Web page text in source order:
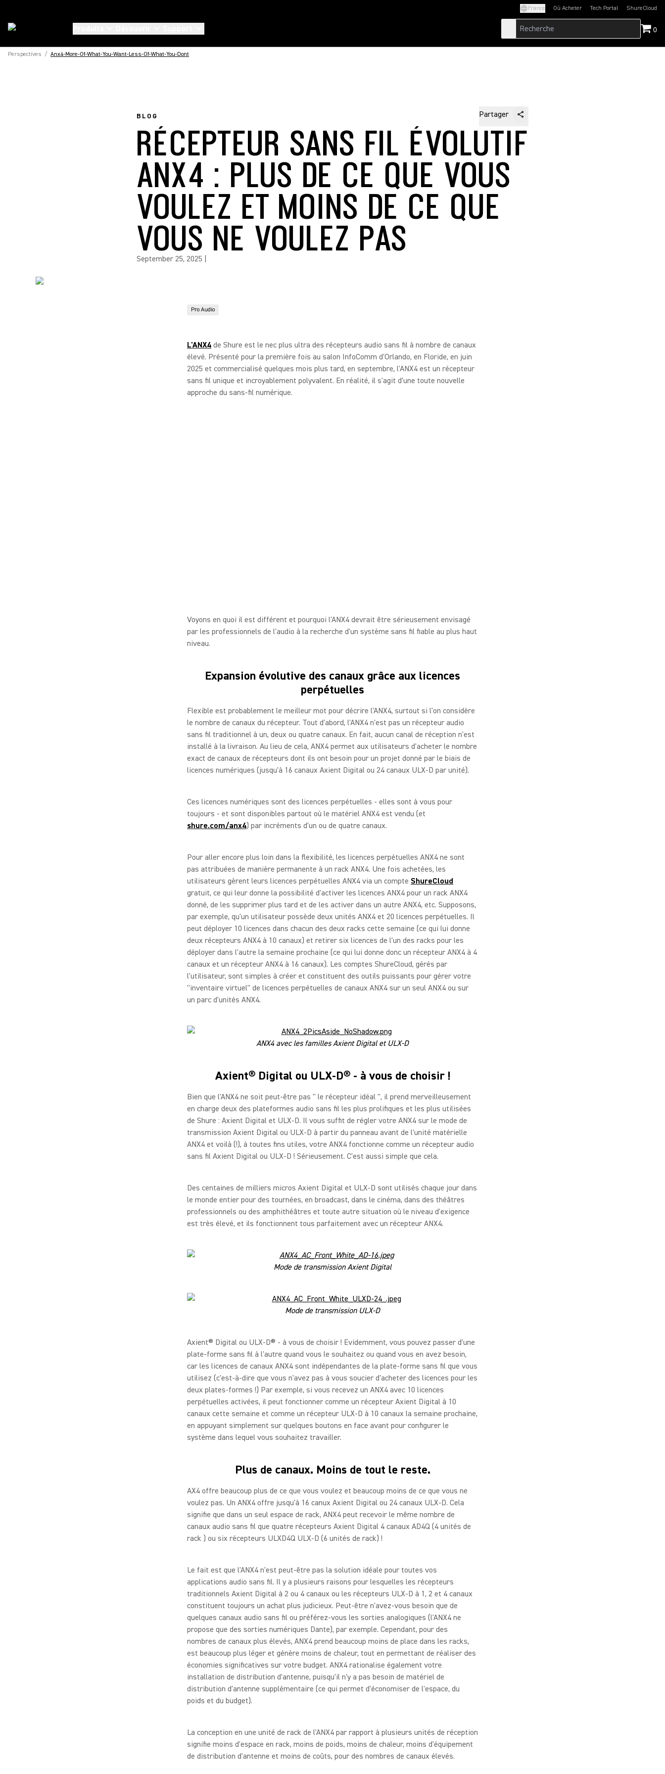
France Où Acheter Tech Portal
(Opens in a new tab)ShureCloud
(Opens in a new
0
Perspectives / Anx4-More-Of-What-You-Want-Less-Of-What-You-Dont
BLOG Partager
RÉCEPTEUR SANS FIL ÉVOLUTIF
ANX4 : PLUS DE CE QUE VOUS
VOULEZ ET MOINS DE CE QUE
VOUS NE VOULEZ PAS
September 25, 2025
Pro Audio
L'ANX4 de Shure est le nec plus ultra des récepteurs audio sans fil à nombre de canaux
élevé. Présenté pour la première fois au salon InfoComm d'Orlando, en Floride, en juin
2025 et commercialisé quelques mois plus tard, en septembre, l'ANX4 est un récepteur
sans fil unique et incroyablement polyvalent. En réalité, il s'agit d'une toute nouvelle
approche du sans-fil numérique.
Voyons en quoi il est différent et pourquoi l'ANX4 devrait être sérieusement envisagé
par les professionnels de l'audio à la recherche d'un système sans fil fiable au plus haut
niveau.
Expansion évolutive des canaux grâce aux licences
perpétuelles
Flexible est probablement le meilleur mot pour décrire l'ANX4, surtout si l'on considère
le nombre de canaux du récepteur. Tout d'abord, l'ANX4 n'est pas un récepteur audio
sans fil traditionnel à un, deux ou quatre canaux. En fait, aucun canal de réception n'est
installé à la livraison. Au lieu de cela, ANX4 permet aux utilisateurs d'acheter le nombre
exact de canaux de récepteurs dont ils ont besoin pour un projet donné par le biais de
licences numériques (jusqu'à 16 canaux Axient Digital ou 24 canaux ULX-D par unité).
Ces licences numériques sont des licences perpétuelles - elles sont à vous pour
toujours - et sont disponibles partout où le matériel ANX4 est vendu (et
shure.com/anx4) par incréments d'un ou de quatre canaux.
Pour aller encore plus loin dans la flexibilité, les licences perpétuelles ANX4 ne sont
pas attribuées de manière permanente à un rack ANX4. Une fois achetées, les
utilisateurs gèrent leurs licences perpétuelles ANX4 via un compte ShureCloud
gratuit, ce qui leur donne la possibilité d'activer les licences ANX4 pour un rack ANX4
donné, de les supprimer plus tard et de les activer dans un autre ANX4, etc. Supposons,
par exemple, qu'un utilisateur possède deux unités ANX4 et 20 licences perpétuelles. Il
peut déployer 10 licences dans chacun des deux racks cette semaine (ce qui lui donne
deux récepteurs ANX4 à 10 canaux) et retirer six licences de l'un des racks pour les
déployer dans l'autre la semaine prochaine (ce qui lui donne donc un récepteur ANX4 à 4
canaux et un récepteur ANX4 à 16 canaux). Les comptes ShureCloud, gérés par
l'utilisateur, sont simples à créer et constituent des outils puissants pour gérer votre
"inventaire virtuel" de licences perpétuelles de canaux ANX4 sur un seul ANX4 ou sur
un parc d'unités ANX4.
ANX4 avec les familles Axient Digital et ULX-D
Axient® Digital ou ULX-D® - à vous de choisir !
Bien que l'ANX4 ne soit peut-être pas " le récepteur idéal ", il prend merveilleusement
en charge deux des plateformes audio sans fil les plus prolifiques et les plus utilisées
de Shure : Axient Digital et ULX-D. Il vous suffit de régler votre ANX4 sur le mode de
transmission Axient Digital ou ULX-D à partir du panneau avant de l'unité matérielle
ANX4 et voilà (!), à toutes fins utiles, votre ANX4 fonctionne comme un récepteur audio
sans fil Axient Digital ou ULX-D ! Sérieusement. C'est aussi simple que cela.
Des centaines de milliers micros Axient Digital et ULX-D sont utilisés chaque jour dans
le monde entier pour des tournées, en broadcast, dans le cinéma, dans des théâtres
professionnels ou des amphithéâtres et toute autre situation où le niveau d'exigence
est très élevé, et ils fonctionnent tous parfaitement avec un récepteur ANX4.
Mode de transmission Axient Digital
Mode de transmission ULX-D
Axient® Digital ou ULX-D® - à vous de choisir ! Evidemment, vous pouvez passer d'une
plate-forme sans fil à l'autre quand vous le souhaitez ou quand vous en avez besoin,
car les licences de canaux ANX4 sont indépendantes de la plate-forme sans fil que vous
utilisez (c'est-à-dire que vous n'avez pas à vous soucier d'acheter des licences pour les
deux plates-formes !) Par exemple, si vous recevez un ANX4 avec 10 licences
perpétuelles activées, il peut fonctionner comme un récepteur Axient Digital à 10
canaux cette semaine et comme un récepteur ULX-D à 10 canaux la semaine prochaine,
en appuyant simplement sur quelques boutons en face avant pour configurer le
système dans lequel vous souhaitez travailler.
Plus de canaux. Moins de tout le reste.
AX4 offre beaucoup plus de ce que vous voulez et beaucoup moins de ce que vous ne
voulez pas. Un ANX4 offre jusqu'à 16 canux Axient Digital ou 24 canaux ULX-D. Cela
signifie que dans un seul espace de rack, ANX4 peut recevoir le même nombre de
canaux audio sans fil que quatre récepteurs Axient Digital 4 canaux AD4Q (4 unités de
rack ) ou six récepteurs ULXD4Q ULX-D (6 unités de rack) !
Le fait est que l'ANX4 n'est peut-être pas la solution idéale pour toutes vos
applications audio sans fil. Il y a plusieurs raisons pour lesquelles les récepteurs
traditionnels Axient Digital à 2 ou 4 canaux ou les récepteurs ULX-D à 1, 2 et 4 canaux
constituent toujours un achat plus judicieux. Peut-être n'avez-vous besoin que de
quelques canaux audio sans fil ou préférez-vous les sorties analogiques (l'ANX4 ne
propose que des sorties numériques Dante), par exemple. Cependant, pour des
nombres de canaux plus élevés, ANX4 prend beaucoup moins de place dans les racks,
est beaucoup plus léger et génère moins de chaleur, tout en permettant de réaliser des
économies significatives sur votre budget. ANX4 rationalise également votre
installation de distribution d'antenne, puisqu'il n'y a pas besoin de matériel de
distribution d'antenne supplémentaire (ce qui permet d'économiser de l'espace, du
poids et du budget).
La conception en une unité de rack de l'ANX4 par rapport à plusieurs unités de réception
signifie moins d'espace en rack, moins de poids, moins de chaleur, moins d'équipement
de distribution d'antenne et moins de coûts, pour des nombres de canaux élevés.